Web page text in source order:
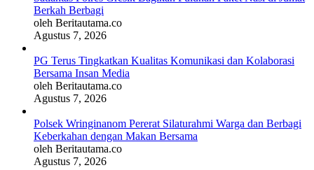
Berkah Berbagi
oleh Beritautama.co
Agustus 7, 2026
PG Terus Tingkatkan Kualitas Komunikasi dan Kolaborasi
Bersama Insan Media
oleh Beritautama.co
Agustus 7, 2026
Polsek Wringinanom Pererat Silaturahmi Warga dan Berbagi
Keberkahan dengan Makan Bersama
oleh Beritautama.co
Agustus 7, 2026